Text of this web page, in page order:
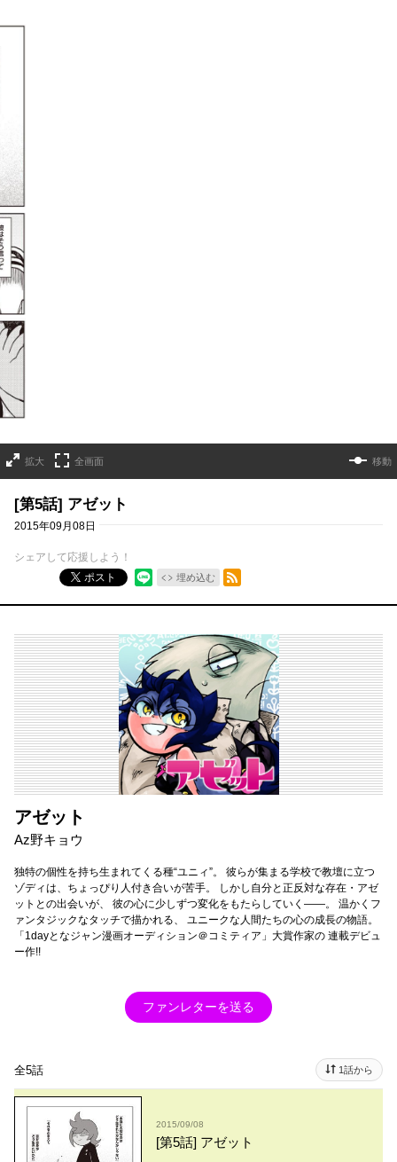
拡大 全画面 移動
[第5話] アゼット
2015年09月08日
シェアして応援しよう！
ポスト
埋め込む
RSSフィード
アゼット
Az野キョウ
独特の個性を持ち生まれてくる種“ユニィ”。 彼らが集まる学校で教壇に立つ
ゾディは、ちょっぴり人付き合いが苦手。 しかし自分と正反対な存在・アゼ
ットとの出会いが、 彼の心に少しずつ変化をもたらしていく――。 温かくフ
ァンタジックなタッチで描かれる、 ユニークな人間たちの心の成長の物語。
「1dayとなジャン漫画オーディション＠コミティア」大賞作家の 連載デビュ
ー作!!
ファンレターを送る
全5話 1話から
2015/09/08
[第5話] アゼット